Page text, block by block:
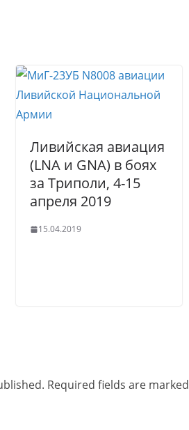
Ливийская авиация
(LNA и GNA) в боях
за Триполи, 4-15
апреля 2019
15.04.2019
Required fields are marked